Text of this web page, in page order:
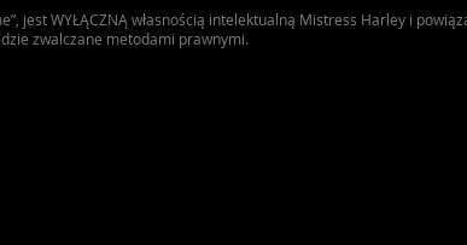
jest WYŁĄCZNĄ własnością intelektualną Mistress Harley i
zwalczane metodami prawnymi.